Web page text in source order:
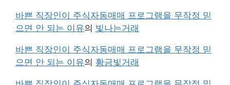
바쁜 직장인이 주식자동매매 프로그램을 무작정 믿
으면 안 되는 이유의 빛나는거래
바쁜 직장인이 주식자동매매 프로그램을 무작정 믿
으면 안 되는 이유의 황금빛거래